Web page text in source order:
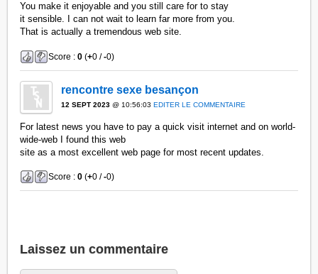
You make it enjoyable and you still care for to stay
it sensible. I can not wait to learn far more from you.
That is actually a tremendous web site.
Score :0 (+0 /-0)
rencontre sexe besançon
12 SEPT 2023 @ 10:56:03 EDITER LE COMMENTAIRE
For latest news you have to pay a quick visit internet and on world-
wide-web I found this web
site as a most excellent web page for most recent updates.
Score :0 (+0 /-0)
Laissez un commentaire